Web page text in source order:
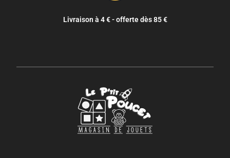
Livraison à 4 € - offerte dès 85 €